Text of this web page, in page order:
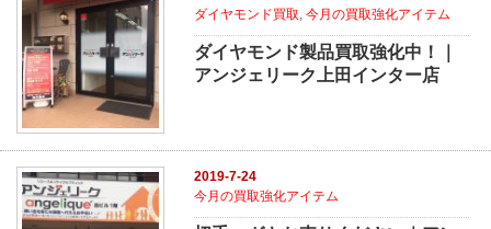
ダイヤモンド買取,今月の買取強化アイテム
ダイヤモンド製品買取強化中！｜
アンジェリーク上田インター店
2019-7-24
今月の買取強化アイテム